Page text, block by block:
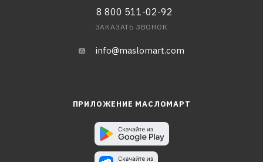
8 800 511-02-92
ЗАКАЗАТЬ ЗВОНОК
info@maslomart.com
ПРИЛОЖЕНИЕ МАСЛОМАРТ